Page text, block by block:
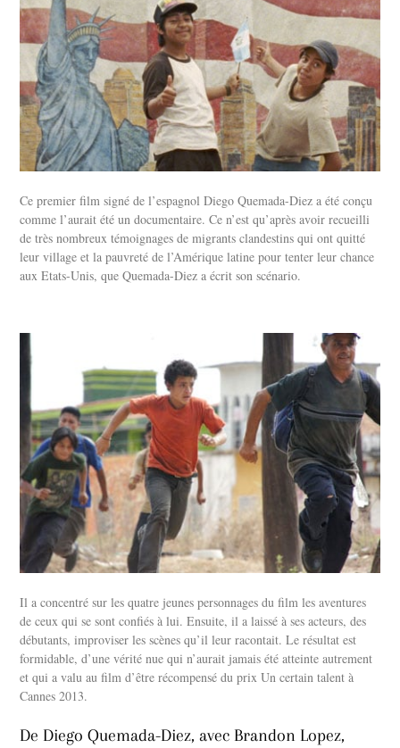
Ce premier film signé de l’espagnol Diego Quemada-Diez a été conçu
comme l’aurait été un documentaire. Ce n’est qu’après avoir recueilli
de très nombreux témoignages de migrants clandestins qui ont quitté
leur village et la pauvreté de l’Amérique latine pour tenter leur chance
aux Etats-Unis, que Quemada-Diez a écrit son scénario.
Il a concentré sur les quatre jeunes personnages du film les aventures
de ceux qui se sont confiés à lui. Ensuite, il a laissé à ses acteurs, des
débutants, improviser les scènes qu’il leur racontait. Le résultat est
formidable, d’une vérité nue qui n’aurait jamais été atteinte autrement
et qui a valu au film d’être récompensé du prix Un certain talent à
Cannes 2013.
De Diego Quemada-Diez, avec Brandon Lopez,